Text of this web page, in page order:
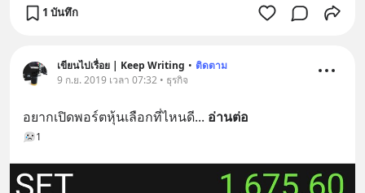
1 บันทึก
เขียนไปเรื่อย | Keep Writing • ติดตาม
9 ก.ย. 2019 เวลา 07:32 • ธุรกิจ
อยากเปิดพอร์ตหุ้นเลือกที่ไหนดี... อ่านต่อ
1